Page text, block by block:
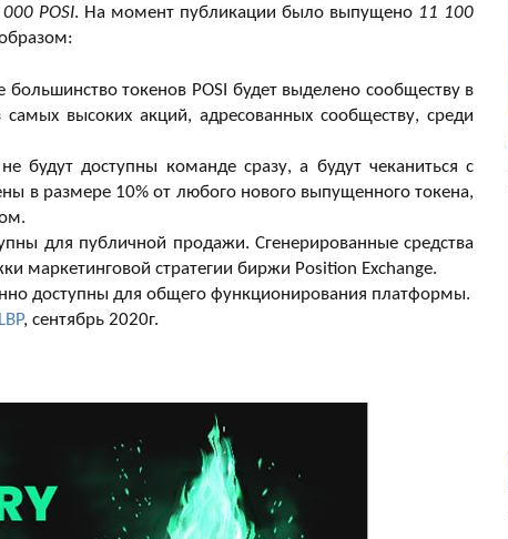
POSI. На момент публикации было выпущено 11 100
токенов POSI будет выделено сообществу в
высоких акций, адресованных сообществу, среди
будут доступны команде сразу, а будут чеканиться с
в размере 10% от любого нового выпущенного токена,
для публичной продажи. Сгенерированные средства
маркетинговой стратегии биржи Position Exchange.
доступны для общего функционирования платформы.
, сентябрь 2020г.